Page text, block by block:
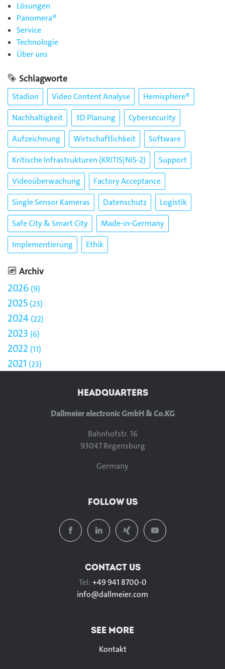
Lösungen
Panomera®
Service
Technologie
Über uns
Schlagworte
Stadion Video Content Analyse
Hemisphere®
Nachhaltigkeit
3D Planung
Cybersecurity
Aufzeichnung
Wirtschaftlichkeit
Software
Kritische Infrastrukturen (KRITIS|NIS-2)
Support
Videoüberwachung
Factory Acceptance
Single Sensor Kameras
Datenschutz
Logistik
Safe City & Smart City
Made-in-Germany
Implementierung
Ethik
Archiv
2026 9
2025 23
2024 22
2023 6
2022 11
2021 23
HEADQUARTERS
Dallmeier electronic GmbH & Co.KG
Bahnhofstr. 16
93047 Regensburg
Germany
FOLLOW US
CONTACT US
Tel:+49 941 8700-0
info@dallmeier.com
SEE MORE
Kontakt